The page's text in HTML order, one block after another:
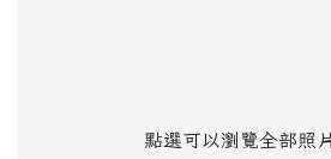
點選可以瀏覽全部照